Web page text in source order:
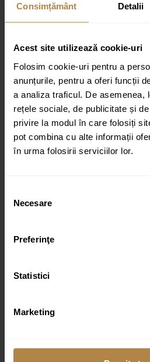
Consimțământ Detalii
Acest site utilizează cookie-uri
Folosim cookie-uri pentru a
anunțurile, pentru a oferi funcții
a analiza traficul. De asemenea,
rețele sociale, de publicitate și
privire la modul în care folosiți
pot combina cu alte informații
în urma folosirii serviciilor lor.
consimțământului
Necesare
Preferinţe
Statistici
Marketing
Evaluarea ta
Recenzia ta*
Produse similare